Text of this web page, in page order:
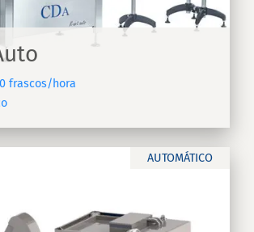
frascos/hora
AUTOMÁTICO